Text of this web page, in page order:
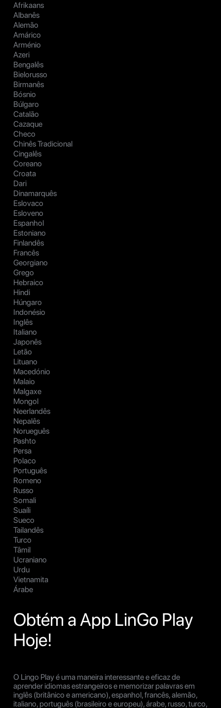
Afrikaans
Albanês
Alemão
Amárico
Arménio
Azeri
Bengalês
Bielorusso
Birmanês
Bósnio
Búlgaro
Catalão
Cazaque
Checo
Chinês Tradicional
Cingalês
Coreano
Croata
Dari
Dinamarquês
Eslovaco
Esloveno
Espanhol
Estoniano
Finlandês
Francês
Georgiano
Grego
Hebraico
Hindi
Húngaro
Indonésio
Inglês
Italiano
Japonês
Letão
Lituano
Macedónio
Malaio
Malgaxe
Mongol
Neerlandês
Nepalês
Norueguês
Pashto
Persa
Polaco
Português
Romeno
Russo
Somali
Suaíli
Sueco
Tailandês
Turco
Tâmil
Ucraniano
Urdu
Vietnamita
Árabe
Obtém a App LinGo Play
Hoje!
O Lingo Play é uma maneira interessante e eficaz de
aprender idiomas estrangeiros e memorizar palavras em
inglês (britânico e americano), espanhol, francês, alemão,
italiano, português (brasileiro e europeu), árabe, russo, turco,